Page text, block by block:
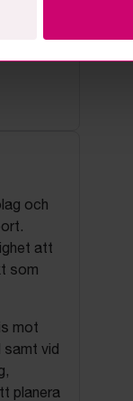
och
att
som
mot
samt vid
planera